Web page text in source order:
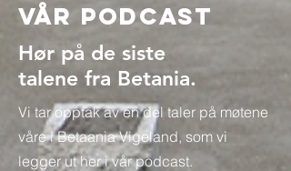
Vår Podcast
Hør på de siste
talene fra Betania.
Vi tar opptak av en del taler på møtene
våre i Betaania Vigeland, som vi
legger ut her i vår podcast.